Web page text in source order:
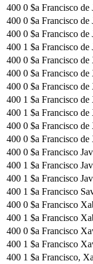
400 0 $a Francisco de
400 0 $a Francisco
400 0 $a Francisco de
400 1 $a Francisco de
400 0 $a Francisco
400 0 $a Francisco
400 0 $a Francisco
400 1 $a Francisco
400 1 $a Francisco
400 0 $a Francisco
400 0 $a Francisco
400 0 $a Francisco
400 1 $a Francisco
400 1 $a Francisco
400 1 $a Francisco
400 0 $a Francisco
400 1 $a Francisco
400 0 $a Francisco
400 1 $a Francisco
400 1 $a Francisco,